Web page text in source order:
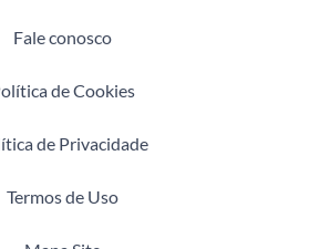
Fale conosco
de Cookies
de Privacidade
Termos de Uso